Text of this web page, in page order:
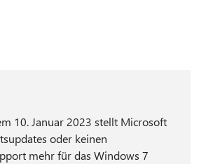
10. Januar 2023 stellt Microsoft
oder keinen
mehr für das Windows 7